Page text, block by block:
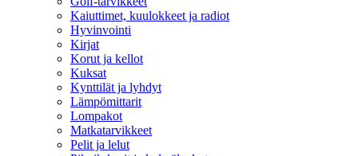
Kaiuttimet, kuulokkeet ja radiot
Hyvinvointi
Kirjat
Korut ja kellot
Kuksat
Kynttilät ja lyhdyt
Lämpömittarit
Lompakot
Matkatarvikkeet
Pelit ja lelut